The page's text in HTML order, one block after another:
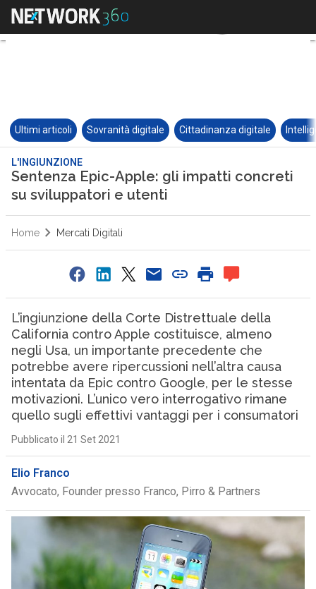
Ultimi articoli Sovranità digitale Cittadinanza digitale
L'INGIUNZIONE
Sentenza Epic-Apple: gli impatti concreti
su sviluppatori e utenti
Home Mercati Digitali
L’ingiunzione della Corte Distrettuale della
California contro Apple costituisce, almeno
negli Usa, un importante precedente che
potrebbe avere ripercussioni nell’altra causa
intentata da Epic contro Google, per le stesse
motivazioni. L’unico vero interrogativo rimane
quello sugli effettivi vantaggi per i consumatori
Pubblicato il 21 Set 2021
Elio Franco
Avvocato, Founder presso Franco, Pirro & Partners